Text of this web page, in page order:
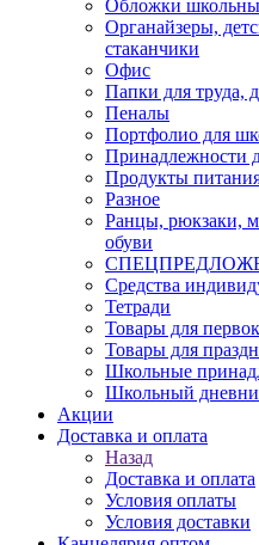
Обложки
Органайзеры,
стаканчики
Офис
Папки для труда,
Пеналы
Портфолио для
Принадлежности
Продукты
Разное
Ранцы, рюкзаки,
обуви
Средства
Тетради
Товары для
Товары для
Школьные
Школьный
Акции
Доставка и оплата
Назад
Доставка и оплата
Условия оплаты
Условия доставки